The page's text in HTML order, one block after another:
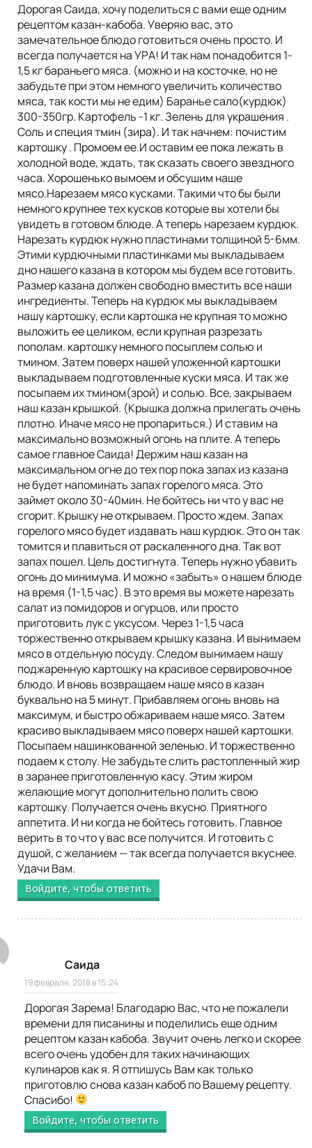
Дорогая Саида, хочу поделиться с вами еще одним
рецептом казан-кабоба. Уверяю вас, это
замечательное блюдо готовиться очень просто. И
всегда получается на УРА! И так нам понадобится 1-
1,5 кг бараньего мяса. (можно и на косточке, но не
забудьте при этом немного увеличить количество
мяса, так кости мы не едим) Баранье сало(курдюк)
300-350гр. Картофель -1 кг. Зелень для украшения .
Соль и специя тмин (зира). И так начнем: почистим
картошку . Промоем ее.И оставим ее пока лежать в
холодной воде, ждать, так сказать своего звездного
часа. Хорошенько вымоем и обсушим наше
мясо.Нарезаем мясо кусками. Такими что бы были
немного крупнее тех кусков которые вы хотели бы
увидеть в готовом блюде. А теперь нарезаем курдюк.
Нарезать курдюк нужно пластинами толщиной 5-6мм.
Этими курдючными пластинками мы выкладываем
дно нашего казана в котором мы будем все готовить.
Размер казана должен свободно вместить все наши
ингредиенты. Теперь на курдюк мы выкладываем
нашу картошку, если картошка не крупная то можно
выложить ее целиком, если крупная разрезать
пополам. картошку немного посыплем солью и
тмином. Затем поверх нашей уложенной картошки
выкладываем подготовленные куски мяса. И так же
посыпаем их тмином(зрой) и солью. Все, закрываем
наш казан крышкой. (Крышка должна прилегать очень
плотно. Иначе мясо не пропариться.) И ставим на
максимально возможный огонь на плите. А теперь
самое главное Саида! Держим наш казан на
максимальном огне до тех пор пока запах из казана
не будет напоминать запах горелого мяса. Это
займет около 30-40мин. Не бойтесь ни что у вас не
сгорит. Крышку не открываем. Просто ждем. Запах
горелого мясо будет издавать наш курдюк. Это он так
томится и плавиться от раскаленного дна. Так вот
запах пошел. Цель достигнута. Теперь нужно убавить
огонь до минимума. И можно «забыть» о нашем блюде
на время (1-1,5 час). В это время вы можете нарезать
салат из помидоров и огурцов, или просто
приготовить лук с уксусом. Через 1-1,5 часа
торжественно открываем крышку казана. И вынимаем
мясо в отдельную посуду. Следом вынимаем нашу
поджаренную картошку на красивое сервировочное
блюдо. И вновь возвращаем наше мясо в казан
буквально на 5 минут. Прибавляем огонь вновь на
максимум, и быстро обжариваем наше мясо. Затем
красиво выкладываем мясо поверх нашей картошки.
Посыпаем нашинкованной зеленью. И торжественно
подаем к столу. Не забудьте слить растопленный жир
в заранее приготовленную касу. Этим жиром
желающие могут дополнительно полить свою
картошку. Получается очень вкусно. Приятного
аппетита. И ни когда не бойтесь готовить. Главное
верить в то что у вас все получится. И готовить с
душой, с желанием — так всегда получается вкуснее.
Удачи Вам.
Войдите, чтобы ответить
Саида
19 февраля, 2018 в 15:24
Дорогая Зарема! Благодарю Вас, что не пожалели
времени для писанины и поделились еще одним
рецептом казан кабоба. Звучит очень легко и скорее
всего очень удобен для таких начинающих
кулинаров как я. Я отпишусь Вам как только
приготовлю снова казан кабоб по Вашему рецепту.
Спасибо!
Войдите, чтобы ответить